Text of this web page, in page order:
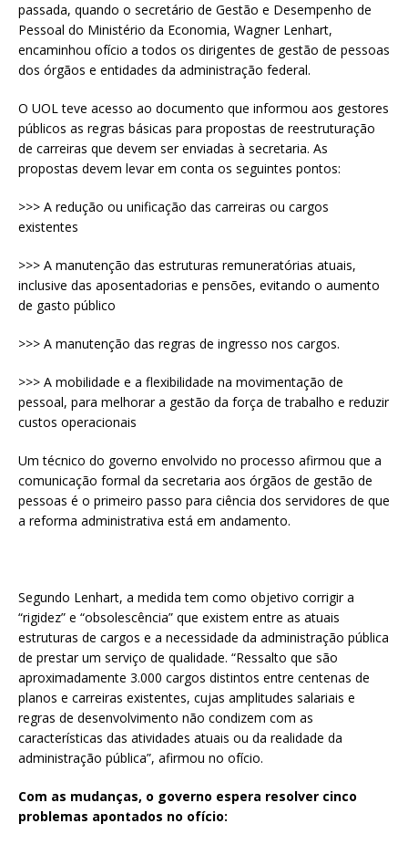
passada, quando o secretário de Gestão e Desempenho de
Pessoal do Ministério da Economia, Wagner Lenhart,
encaminhou ofício a todos os dirigentes de gestão de pessoas
dos órgãos e entidades da administração federal.
O UOL teve acesso ao documento que informou aos gestores
públicos as regras básicas para propostas de reestruturação
de carreiras que devem ser enviadas à secretaria. As
propostas devem levar em conta os seguintes pontos:
>>> A redução ou unificação das carreiras ou cargos
existentes
>>> A manutenção das estruturas remuneratórias atuais,
inclusive das aposentadorias e pensões, evitando o aumento
de gasto público
>>> A manutenção das regras de ingresso nos cargos.
>>> A mobilidade e a flexibilidade na movimentação de
pessoal, para melhorar a gestão da força de trabalho e reduzir
custos operacionais
Um técnico do governo envolvido no processo afirmou que a
comunicação formal da secretaria aos órgãos de gestão de
pessoas é o primeiro passo para ciência dos servidores de que
a reforma administrativa está em andamento.
Segundo Lenhart, a medida tem como objetivo corrigir a
“rigidez” e “obsolescência” que existem entre as atuais
estruturas de cargos e a necessidade da administração pública
de prestar um serviço de qualidade. “Ressalto que são
aproximadamente 3.000 cargos distintos entre centenas de
planos e carreiras existentes, cujas amplitudes salariais e
regras de desenvolvimento não condizem com as
características das atividades atuais ou da realidade da
administração pública”, afirmou no ofício.
Com as mudanças, o governo espera resolver cinco
problemas apontados no ofício: